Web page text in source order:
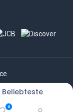
Beliebteste
0